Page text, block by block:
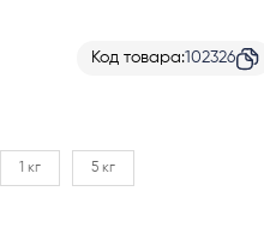
Код товара 102326
1 кг 5 кг